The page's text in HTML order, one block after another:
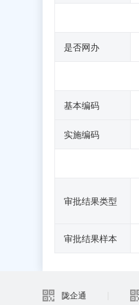
是否网办
基本编码
实施编码
审批结果类型
审批结果样本
陇企通